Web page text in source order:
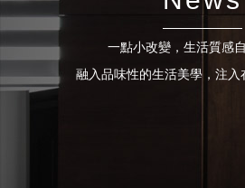
一點小改變，生活質感
融入品味性的生活美學，注入